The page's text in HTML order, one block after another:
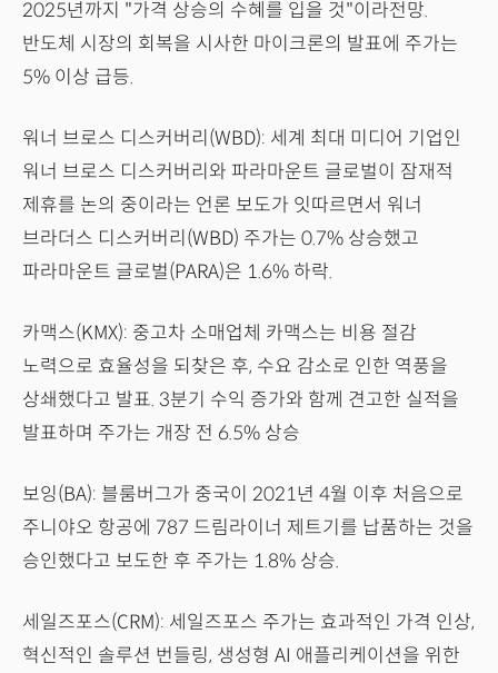
2025년까지 "가격 상승의 수혜를 입을 것"이라전망.
반도체 시장의 회복을 시사한 마이크론의 발표에 주가는
5% 이상 급등.
워너 브로스 디스커버리(WBD): 세계 최대 미디어 기업인
워너 브로스 디스커버리와 파라마운트 글로벌이 잠재적
제휴를 논의 중이라는 언론 보도가 잇따르면서 워너
브라더스 디스커버리(WBD) 주가는 0.7% 상승했고
파라마운트 글로벌(PARA)은 1.6% 하락.
카맥스(KMX): 중고차 소매업체 카맥스는 비용 절감
노력으로 효율성을 되찾은 후, 수요 감소로 인한 역풍을
상쇄했다고 발표. 3분기 수익 증가와 함께 견고한 실적을
발표하며 주가는 개장 전 6.5% 상승
보잉(BA): 블룸버그가 중국이 2021년 4월 이후 처음으로
주니야오 항공에 787 드림라이너 제트기를 납품하는 것을
승인했다고 보도한 후 주가는 1.8% 상승.
세일즈포스(CRM): 세일즈포스 주가는 효과적인 가격 인상,
혁신적인 솔루션 번들링, 생성형 AI 애플리케이션을 위한